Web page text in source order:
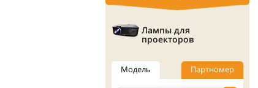
Лампы для
проекторов
Модель Партномер